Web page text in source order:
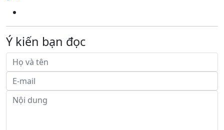
Ý kiến bạn đọc